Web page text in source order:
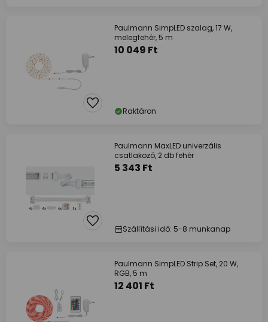
Paulmann SimpLED szalag, 17 W,
melegfehér, 5 m
10 049 Ft
Raktáron
Paulmann MaxLED univerzális
csatlakozó, 2 db fehér
5 343 Ft
Szállítási idő: 5-8 munkanap
Paulmann SimpLED Strip Set, 20 W,
RGB, 5 m
12 401 Ft